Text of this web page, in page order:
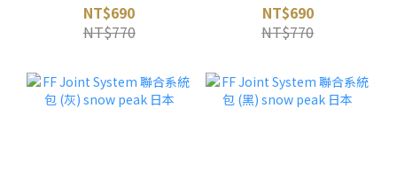
NT$690
NT$770
NT$690
NT$770